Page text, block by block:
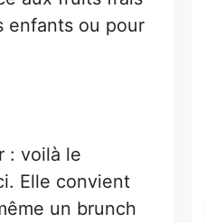
enfants ou pour
: voilà le
Elle convient
un brunch